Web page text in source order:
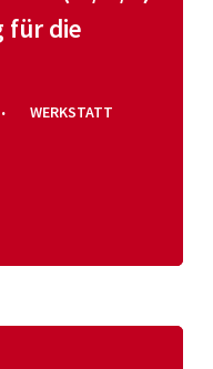
für die
· WERKSTATT